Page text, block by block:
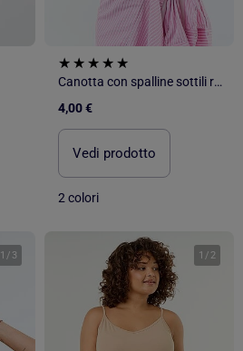
Canotta con spalline sottili regolabili
4,00 €
Vedi prodotto
2 colori
1 / 3 1 / 2